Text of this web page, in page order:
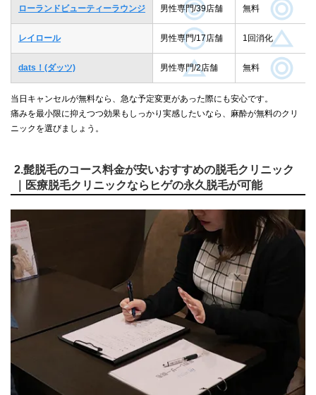
ローランドビューティーラウンジ 男性専門/39店舗 無料
レイロール 男性専門/17店舗 1回消化
dats！(ダッツ) 男性専門/2店舗 無料
当日キャンセルが無料なら、急な予定変更があった際にも安心です。
痛みを最小限に抑えつつ効果もしっかり実感したいなら、麻酔が無料のクリ
ニックを選びましょう。
2.髭脱毛のコース料金が安いおすすめの脱毛クリニック
｜医療脱毛クリニックならヒゲの永久脱毛が可能